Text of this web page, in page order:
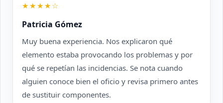
★★★★☆
Patricia Gómez
Muy buena experiencia. Nos explicaron qué
elemento estaba provocando los problemas y por
qué se repetían las incidencias. Se nota cuando
alguien conoce bien el oficio y revisa primero antes
de sustituir componentes.